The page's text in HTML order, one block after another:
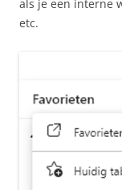
als je een interne
etc.